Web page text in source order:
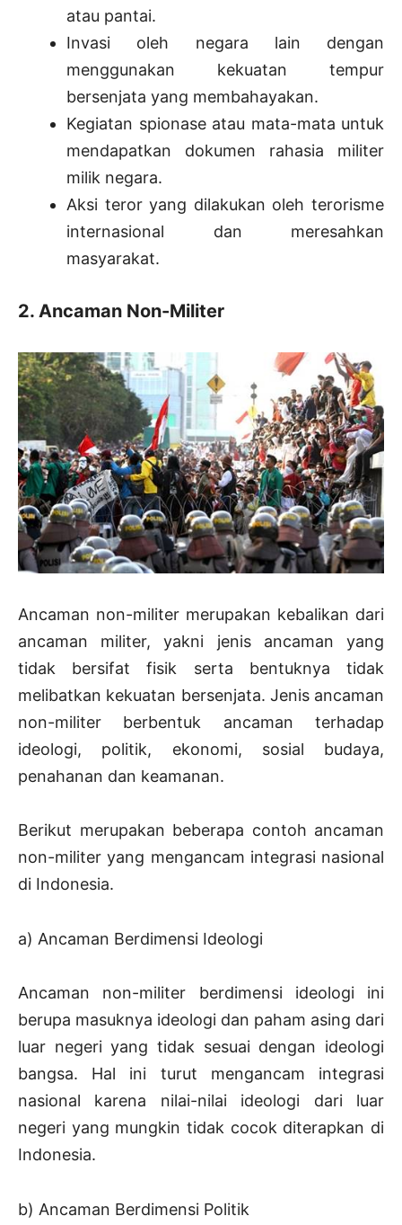
atau pantai.
Invasi oleh negara lain dengan
menggunakan kekuatan tempur
bersenjata yang membahayakan.
Kegiatan spionase atau mata-mata untuk
mendapatkan dokumen rahasia militer
milik negara.
Aksi teror yang dilakukan oleh terorisme
internasional dan meresahkan
masyarakat.
2. Ancaman Non-Militer
Ancaman non-militer merupakan kebalikan dari
ancaman militer, yakni jenis ancaman yang
tidak bersifat fisik serta bentuknya tidak
melibatkan kekuatan bersenjata. Jenis ancaman
non-militer berbentuk ancaman terhadap
ideologi, politik, ekonomi, sosial budaya,
penahanan dan keamanan.
Berikut merupakan beberapa contoh ancaman
non-militer yang mengancam integrasi nasional
di Indonesia.
a) Ancaman Berdimensi Ideologi
Ancaman non-militer berdimensi ideologi ini
berupa masuknya ideologi dan paham asing dari
luar negeri yang tidak sesuai dengan ideologi
bangsa. Hal ini turut mengancam integrasi
nasional karena nilai-nilai ideologi dari luar
negeri yang mungkin tidak cocok diterapkan di
Indonesia.
b) Ancaman Berdimensi Politik